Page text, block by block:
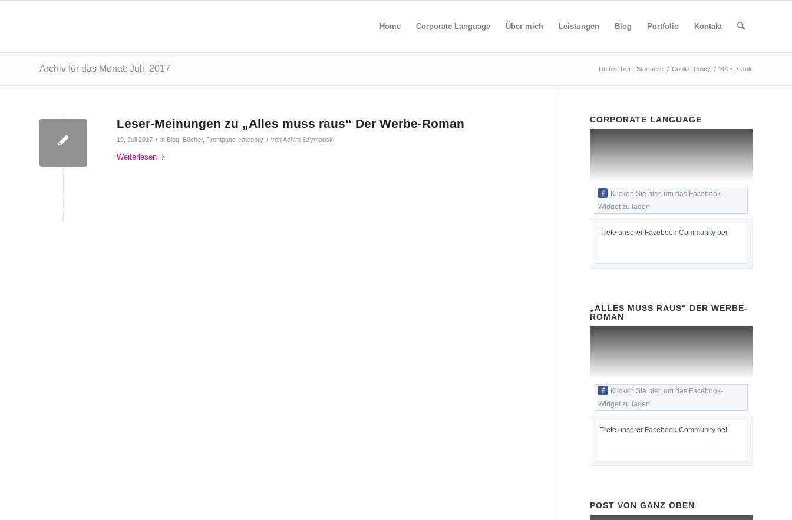
Home Corporate Language Über mich Leistungen Blog Portfolio Kontakt
Archiv für das Monat: Juli, 2017 Du bist hier: Startseite / Cookie Policy / 2017 / Juli
Leser-Meinungen zu „Alles muss raus“ Der Werbe-Roman
19. Juli 2017 / in Blog Bücher, Frontpage-category / vonAchim Szymanski
Weiterlesen
CORPORATE LANGUAGE
Klicken Sie hier, um das Facebook-
Widget zu laden
Trete unserer Facebook-Community bei
„ALLES MUSS RAUS“ DER WERBE-
ROMAN
Klicken Sie hier, um das Facebook-
Widget zu laden
Trete unserer Facebook-Community bei
POST VON GANZ OBEN